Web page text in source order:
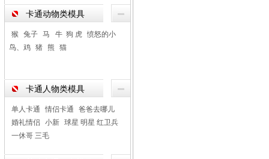
卡通动物类模具
猴 兔子 马 牛 狗 虎 愤怒的小
鸟、鸡 猪 熊 猫
卡通人物类模具
单人卡通 情侣卡通
爸爸去哪儿
婚礼情侣
小新 球星 明星 红卫兵
一休哥 三毛